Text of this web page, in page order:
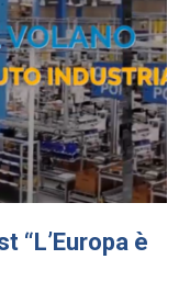
“L’Europa è